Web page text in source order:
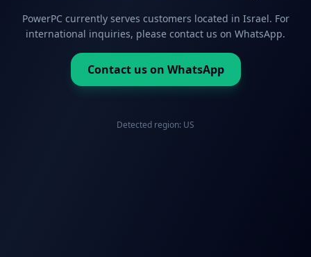
PowerPC currently serves customers located in Israel. For
international inquiries, please contact us on WhatsApp.
Contact us on WhatsApp
Detected region: US